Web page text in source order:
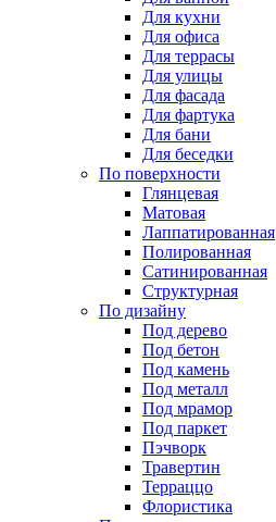
Для кухни
Для офиса
Для террасы
Для улицы
Для фасада
Для фартука
Для бани
Для беседки
По поверхности
Глянцевая
Матовая
Лаппатированная
Полированная
Сатинированная
Структурная
По дизайну
Под дерево
Под бетон
Под камень
Под металл
Под мрамор
Под паркет
Пэчворк
Травертин
Терраццо
Флористика